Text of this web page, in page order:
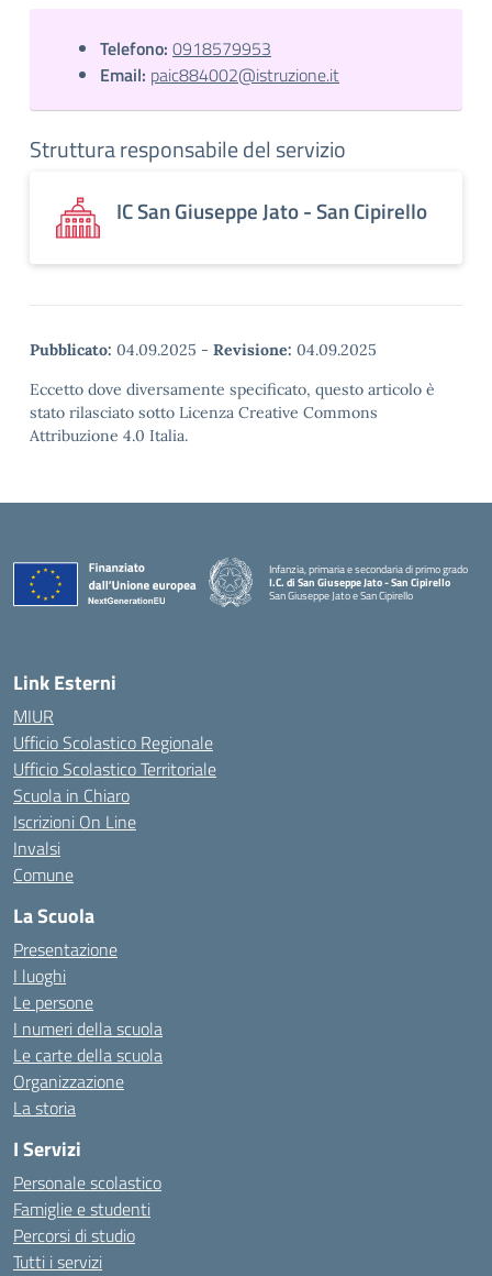
Telefono: 0918579953
Email: paic884002@istruzione.it
Struttura responsabile del servizio
IC San Giuseppe Jato - San Cipirello
Pubblicato: 04.09.2025 - Revisione: 04.09.2025
Eccetto dove diversamente specificato, questo articolo è
stato rilasciato sotto Licenza Creative Commons
Attribuzione 4.0 Italia.
Infanzia, primaria e secondaria di primo grado
I.C. di San Giuseppe Jato - San Cipirello
San Giuseppe Jato e San Cipirello
Link Esterni
MIUR
Ufficio Scolastico Regionale
Ufficio Scolastico Territoriale
Scuola in Chiaro
Iscrizioni On Line
Invalsi
Comune
La Scuola
Presentazione
I luoghi
Le persone
I numeri della scuola
Le carte della scuola
Organizzazione
La storia
I Servizi
Personale scolastico
Famiglie e studenti
Percorsi di studio
Tutti i servizi